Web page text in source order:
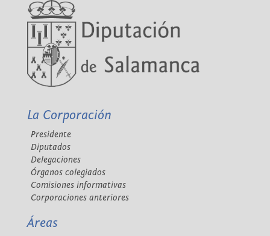
La Corporación
Presidente
Diputados
Delegaciones
Órganos colegiados
Comisiones informativas
Corporaciones anteriores
Áreas